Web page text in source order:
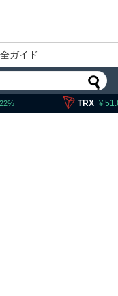
ガイド